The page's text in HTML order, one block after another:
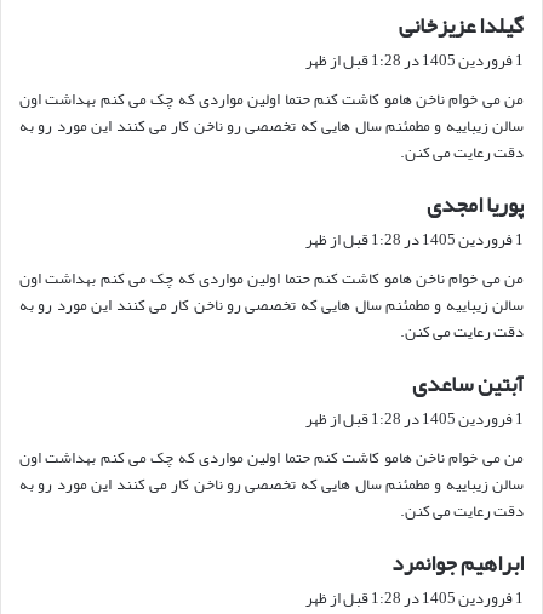
گیلدا عزیزخانی
ف
:
1 فروردین 1405 در 1:28 قبل از ظهر
من می خوام ناخن هامو کاشت کنم حتما اولین مواردی که چک می کنم بهداشت اون
سالن زیباییه و مطمئنم سال هایی که تخصصی رو ناخن کار می کنند این مورد رو به
دقت رعایت می کنن.
پوریا امجدی
ف
:
1 فروردین 1405 در 1:28 قبل از ظهر
من می خوام ناخن هامو کاشت کنم حتما اولین مواردی که چک می کنم بهداشت اون
سالن زیباییه و مطمئنم سال هایی که تخصصی رو ناخن کار می کنند این مورد رو به
دقت رعایت می کنن.
آبتین ساعدی
ت
:
1 فروردین 1405 در 1:28 قبل از ظهر
من می خوام ناخن هامو کاشت کنم حتما اولین مواردی که چک می کنم بهداشت اون
سالن زیباییه و مطمئنم سال هایی که تخصصی رو ناخن کار می کنند این مورد رو به
دقت رعایت می کنن.
ابراهیم جوانمرد
ف
1 فروردین 1405 در 1:28 قبل از ظهر